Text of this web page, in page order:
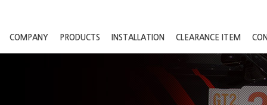
COMPANY PRODUCTS INSTALLATION CLEARANCE ITEM